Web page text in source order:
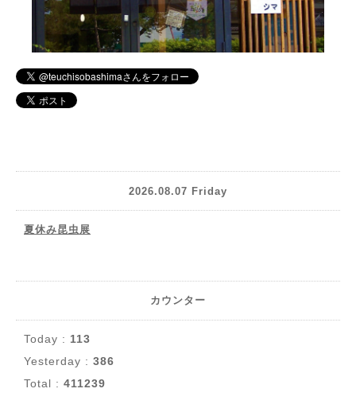
2026.08.07 Friday
夏休み昆虫展
カウンター
Today : 113
Yesterday : 386
Total : 411239